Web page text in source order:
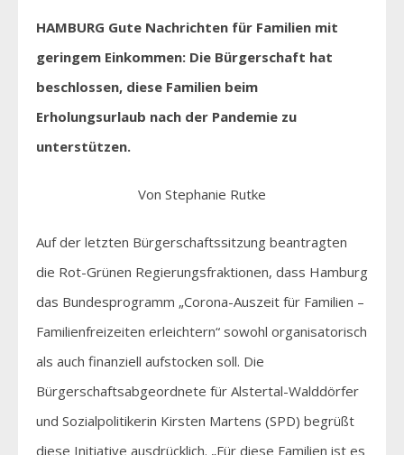
HAMBURG Gute Nachrichten für Familien mit
geringem Einkommen: Die Bürgerschaft hat
beschlossen, diese Familien beim
Erholungsurlaub nach der Pandemie zu
unterstützen.
Von Stephanie Rutke
Auf der letzten Bürgerschaftssitzung beantragten
die Rot-Grünen Regierungsfraktionen, dass Hamburg
das Bundesprogramm „Corona-Auszeit für Familien –
Familienfreizeiten erleichtern“ sowohl organisatorisch
als auch finanziell aufstocken soll. Die
Bürgerschaftsabgeordnete für Alstertal-Walddörfer
und Sozialpolitikerin Kirsten Martens (SPD) begrüßt
diese Initiative ausdrücklich. „Für diese Familien ist es